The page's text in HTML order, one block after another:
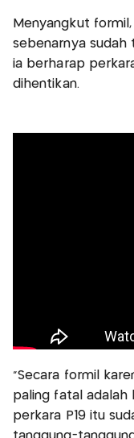
Menyangkut
sebenarnya sudah
ia berharap
dihentikan.
"Secara formil
paling fatal adalah
perkara P19 itu